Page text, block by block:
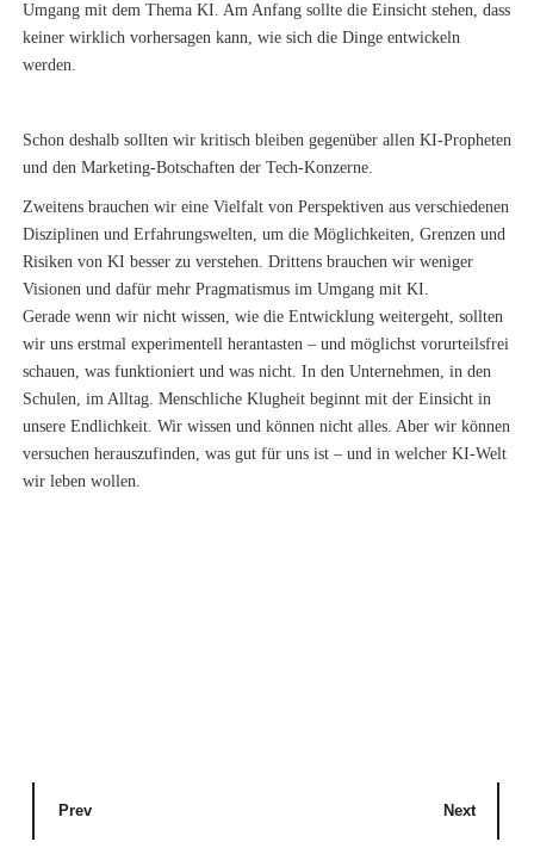
Umgang mit dem Thema KI. Am Anfang sollte die Einsicht stehen, dass
keiner wirklich vorhersagen kann, wie sich die Dinge entwickeln
werden.
Schon deshalb sollten wir kritisch bleiben gegenüber allen KI-Propheten
und den Marketing-Botschaften der Tech-Konzerne.
Zweitens brauchen wir eine Vielfalt von Perspektiven aus verschiedenen
Disziplinen und Erfahrungswelten, um die Möglichkeiten, Grenzen und
Risiken von KI besser zu verstehen. Drittens brauchen wir weniger
Visionen und dafür mehr Pragmatismus im Umgang mit KI.
Gerade wenn wir nicht wissen, wie die Entwicklung weitergeht, sollten
wir uns erstmal experimentell herantasten – und möglichst vorurteilsfrei
schauen, was funktioniert und was nicht. In den Unternehmen, in den
Schulen, im Alltag. Menschliche Klugheit beginnt mit der Einsicht in
unsere Endlichkeit. Wir wissen und können nicht alles. Aber wir können
versuchen herauszufinden, was gut für uns ist – und in welcher KI-Welt
wir leben wollen.
Prev Next